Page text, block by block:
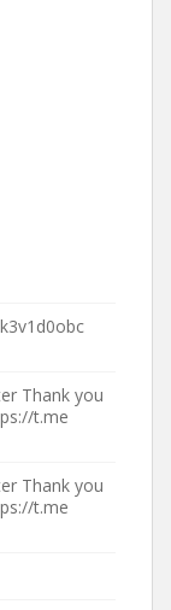
Thank you
t.me
Thank you
t.me